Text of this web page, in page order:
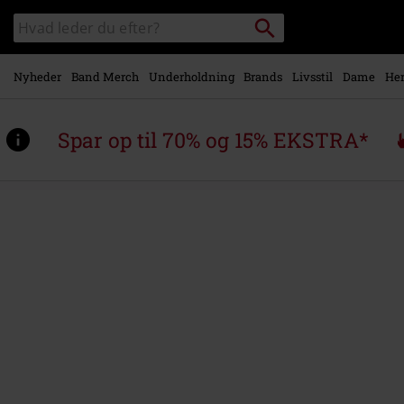
Gå til
hovedindhold
Søg
sortiment
Søg
Nyheder Band Merch Underholdning Brands Livsstil Dame
Spar op til 70% og 15% EKSTRA*